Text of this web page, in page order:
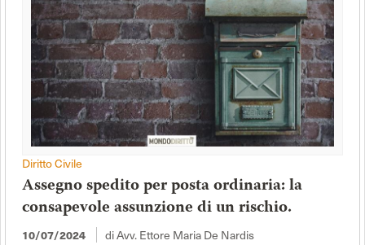
Diritto Civile
Assegno spedito per posta ordinaria: la
consapevole assunzione di un rischio.
10/07/2024 di Avv. Ettore Maria De Nardis